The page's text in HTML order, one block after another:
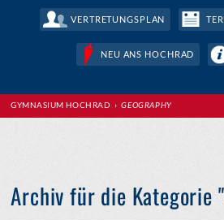
VERTRETUNGSPLAN
NEU ANS HOCHRAD
GYMNASIUM HOCHRAD ›GEOGRAPHY
Archiv für die Kategorie